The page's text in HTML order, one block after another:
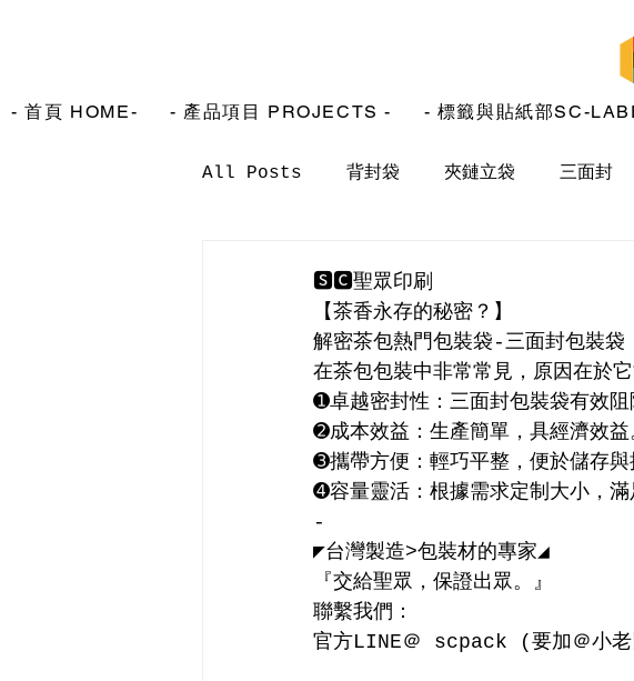
- 首頁 HOME- - 產品項目 PROJECTS - - 標籤與貼紙部SC-
All Posts 背封袋 夾鏈立袋 三面封
🆂🅲聖眾印刷
【茶香永存的秘密？】
解密茶包熱門包裝袋-三面封包裝袋
在茶包包裝中非常常見，原因在於
➊卓越密封性：三面封包裝袋有效
➋成本效益：生產簡單，具經濟效益
➌攜帶方便：輕巧平整，便於儲存與
➍容量靈活：根據需求定制大小，滿
-
◤台灣製造>包裝材的專家◢
『交給聖眾，保證出眾。』
聯繫我們：
官方LINE＠ scpack (要加＠小老